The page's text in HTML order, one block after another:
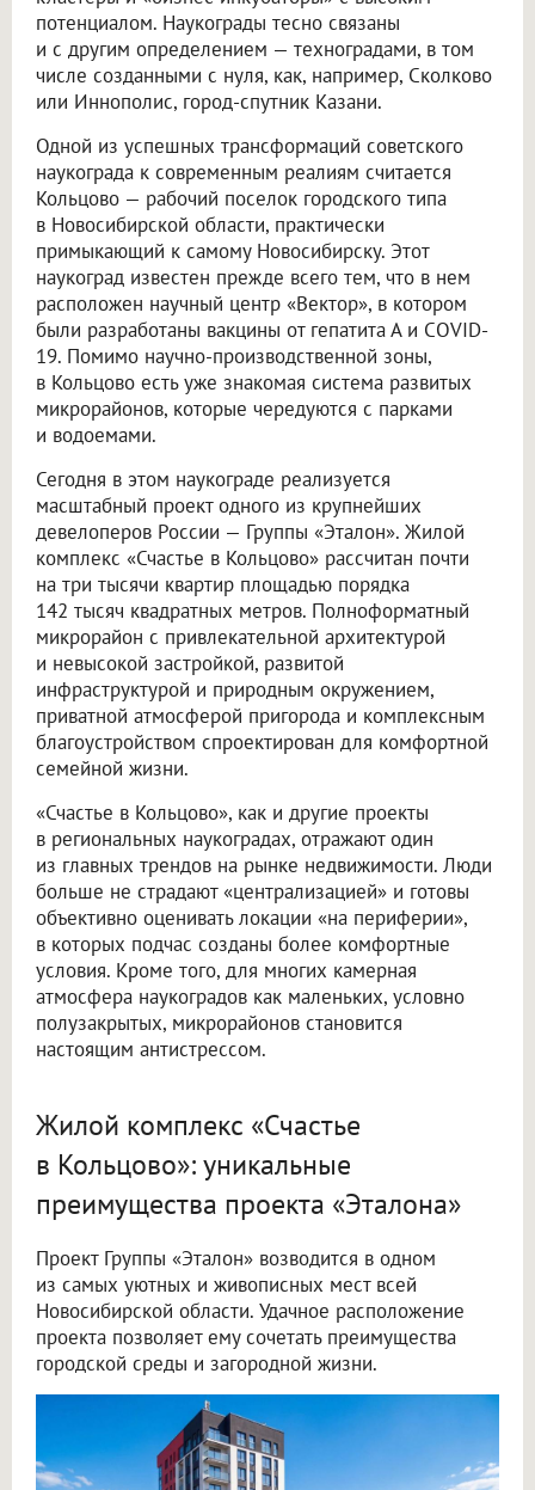
потенциалом. Наукограды тесно связаны
и с другим определением — техноградами, в том
числе созданными с нуля, как, например, Сколково
или Иннополис, город-спутник Казани.
Одной из успешных трансформаций советского
наукограда к современным реалиям считается
Кольцово — рабочий поселок городского типа
в Новосибирской области, практически
примыкающий к самому Новосибирску. Этот
наукоград известен прежде всего тем, что в нем
расположен научный центр «Вектор», в котором
были разработаны вакцины от гепатита А и COVID-
19. Помимо научно-производственной зоны,
в Кольцово есть уже знакомая система развитых
микрорайонов, которые чередуются с парками
и водоемами.
Сегодня в этом наукограде реализуется
масштабный проект одного из крупнейших
девелоперов России — Группы «Эталон». Жилой
комплекс «Счастье в Кольцово» рассчитан почти
на три тысячи квартир площадью порядка
142 тысяч квадратных метров. Полноформатный
микрорайон с привлекательной архитектурой
и невысокой застройкой, развитой
инфраструктурой и природным окружением,
приватной атмосферой пригорода и комплексным
благоустройством спроектирован для комфортной
семейной жизни.
«Счастье в Кольцово», как и другие проекты
в региональных наукоградах, отражают один
из главных трендов на рынке недвижимости. Люди
больше не страдают «централизацией» и готовы
объективно оценивать локации «на периферии»,
в которых подчас созданы более комфортные
условия. Кроме того, для многих камерная
атмосфера наукоградов как маленьких, условно
полузакрытых, микрорайонов становится
настоящим антистрессом.
Жилой комплекс «Счастье
в Кольцово»: уникальные
преимущества проекта «Эталона»
Проект Группы «Эталон» возводится в одном
из самых уютных и живописных мест всей
Новосибирской области. Удачное расположение
проекта позволяет ему сочетать преимущества
городской среды и загородной жизни.